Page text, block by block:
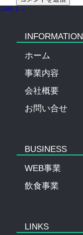
投
14時-1 →
INFORMATION
ホーム
事業内容
会社概要
お問い合せ
BUSINESS
WEB事業
飲食事業
LINKS